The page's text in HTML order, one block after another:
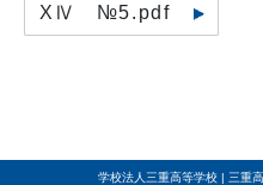
XⅣ №5.pdf
学校法人三重高等学校 | 三重